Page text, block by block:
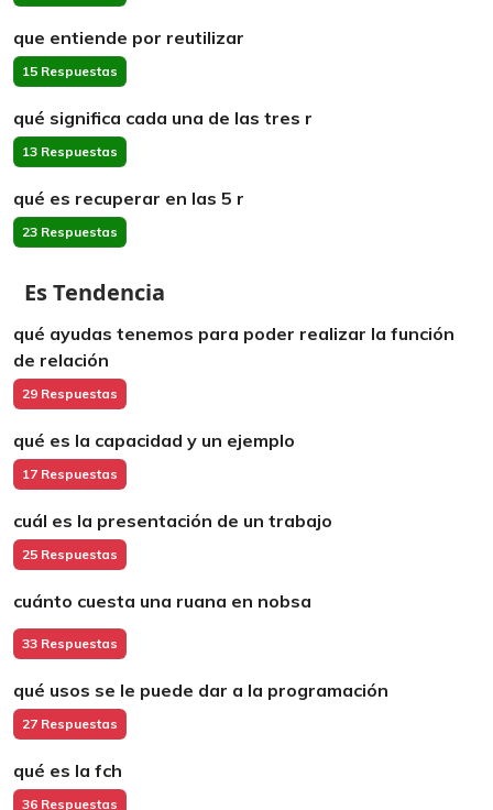
que entiende por reutilizar
15 Respuestas
qué significa cada una de las tres r
13 Respuestas
qué es recuperar en las 5 r
23 Respuestas
Es Tendencia
qué ayudas tenemos para poder realizar la función
de relación
29 Respuestas
qué es la capacidad y un ejemplo
17 Respuestas
cuál es la presentación de un trabajo
25 Respuestas
cuánto cuesta una ruana en nobsa
33 Respuestas
qué usos se le puede dar a la programación
27 Respuestas
qué es la fch
36 Respuestas